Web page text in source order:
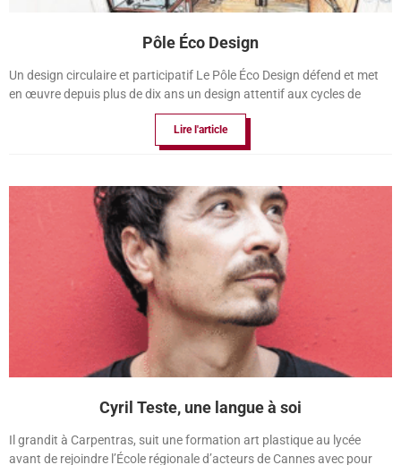
Pôle Éco Design
Un design circulaire et participatif Le Pôle Éco Design défend et met
en œuvre depuis plus de dix ans un design attentif aux cycles de
Lire l'article
Cyril Teste, une langue à soi
Il grandit à Carpentras, suit une formation art plastique au lycée
avant de rejoindre l’École régionale d’acteurs de Cannes avec pour